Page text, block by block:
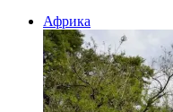
Африка